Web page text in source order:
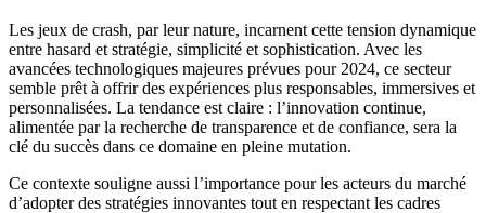
Les jeux de crash, par leur nature, incarnent cette tension dynamique
entre hasard et stratégie, simplicité et sophistication. Avec les
avancées technologiques majeures prévues pour 2024, ce secteur
semble prêt à offrir des expériences plus responsables, immersives et
personnalisées. La tendance est claire : l’innovation continue,
alimentée par la recherche de transparence et de confiance, sera la
clé du succès dans ce domaine en pleine mutation.
Ce contexte souligne aussi l’importance pour les acteurs du marché
d’adopter des stratégies innovantes tout en respectant les cadres